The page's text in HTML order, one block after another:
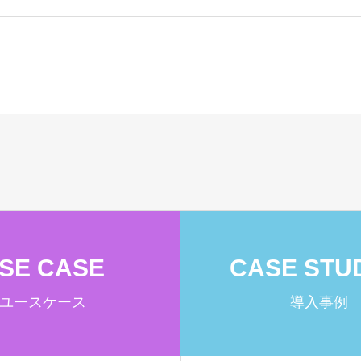
CASE
ユースケース
CASE
導入事例